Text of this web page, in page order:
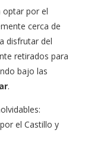
optar por el
cerca de
disfrutar del
retirados para
bajo las
.
el Castillo y